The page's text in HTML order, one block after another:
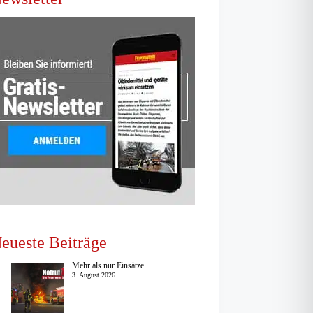
Beiträge
Mehr als nur Einsätze
3. August 2026